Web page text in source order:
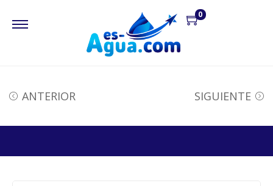
0
ANTERIOR SIGUIENTE